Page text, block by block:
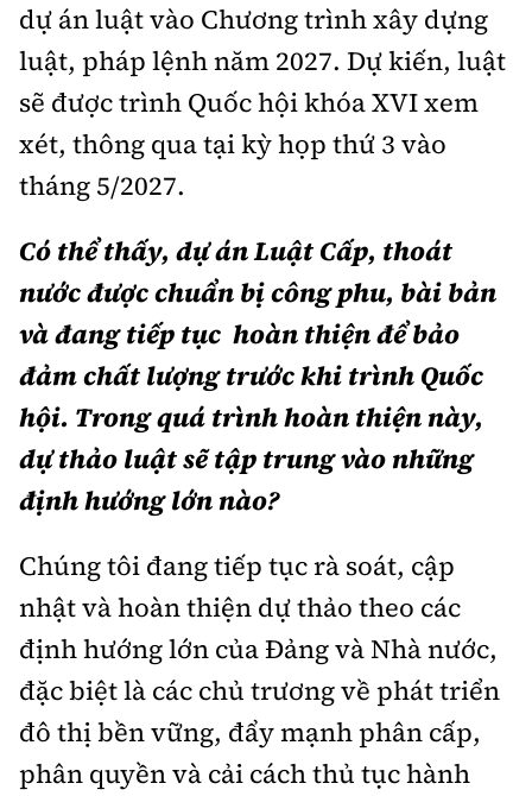
dự án luật vào Chương trình xây dựng
luật, pháp lệnh năm 2027. Dự kiến, luật
sẽ được trình Quốc hội khóa XVI xem
xét, thông qua tại kỳ họp thứ 3 vào
tháng 5/2027.
Có thể thấy, dự án Luật Cấp, thoát
nước được chuẩn bị công phu, bài bản
và đang tiếp tục hoàn thiện để bảo
đảm chất lượng trước khi trình Quốc
hội. Trong quá trình hoàn thiện này,
dự thảo luật sẽ tập trung vào những
định hướng lớn nào?
Chúng tôi đang tiếp tục rà soát, cập
nhật và hoàn thiện dự thảo theo các
định hướng lớn của Đảng và Nhà nước,
đặc biệt là các chủ trương về phát triển
đô thị bền vững, đẩy mạnh phân cấp,
phân quyền và cải cách thủ tục hành